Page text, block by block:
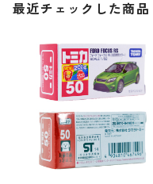
最近チェックした商品